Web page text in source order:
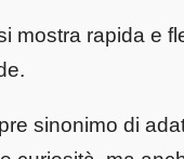
mostra rapida e
sinonimo di